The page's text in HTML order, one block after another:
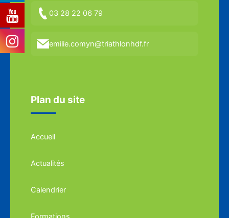
03 28 22 06 79
emilie.comyn@triathlonhdf.fr
Plan du site
Accueil
Actualités
Calendrier